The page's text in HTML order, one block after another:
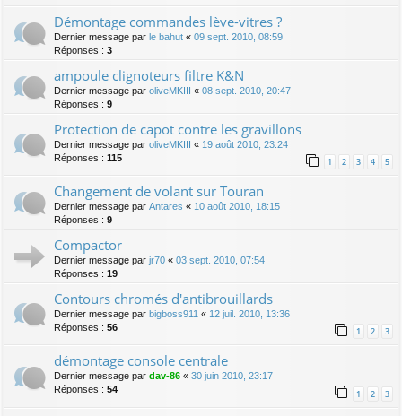
Démontage commandes lève-vitres ?
Dernier message par le bahut « 09 sept. 2010, 08:59
Réponses : 3
ampoule clignoteurs filtre K&N
Dernier message par oliveMKIII « 08 sept. 2010, 20:47
Réponses : 9
Protection de capot contre les gravillons
Dernier message par oliveMKIII « 19 août 2010, 23:24
Réponses : 115 1 2 3 4 5
Changement de volant sur Touran
Dernier message par Antares « 10 août 2010, 18:15
Réponses : 9
Compactor
Dernier message par jr70 « 03 sept. 2010, 07:54
Réponses : 19
Contours chromés d'antibrouillards
Dernier message par bigboss911 « 12 juil. 2010, 13:36
Réponses : 56 1 2 3
démontage console centrale
Dernier message par dav-86 « 30 juin 2010, 23:17
Réponses : 54 1 2 3